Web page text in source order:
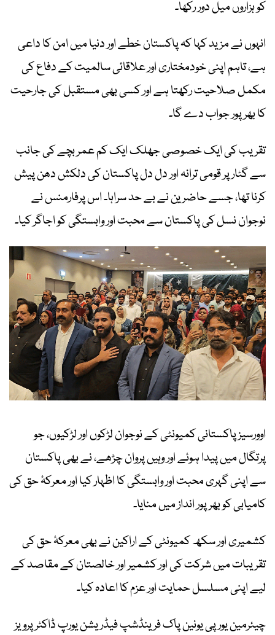
کو ہزاروں میل دور رکھا۔
انہوں نے مزید کہا کہ پاکستان خطے اور دنیا میں امن کا داعی
ہے، تاہم اپنی خودمختاری اور علاقائی سالمیت کے دفاع کی
مکمل صلاحیت رکھتا ہے اور کسی بھی مستقبل کی جارحیت
کا بھرپور جواب دے گا۔
تقریب کی ایک خصوصی جھلک ایک کم عمر بچے کی جانب
سے گٹار پر قومی ترانہ اور دل دل پاکستان کی دلکش دھن پیش
کرنا تھا، جسے حاضرین نے بے حد سراہا۔ اس پرفارمنس نے
نوجوان نسل کی پاکستان سے محبت اور وابستگی کو اجاگر کیا۔
اوورسیز پاکستانی کمیونٹی کے نوجوان لڑکوں اور لڑکیوں، جو
پرتگال میں پیدا ہوئے اور وہیں پروان چڑھے، نے بھی پاکستان
سے اپنی گہری محبت اور وابستگی کا اظہار کیا اور معرکۂ حق کی
کامیابی کو بھرپور انداز میں منایا۔
کشمیری اور سکھ کمیونٹی کے اراکین نے بھی معرکۂ حق کی
تقریبات میں شرکت کی اور کشمیر اور خالصتان کے مقاصد کے
لیے اپنی مسلسل حمایت اور عزم کا اعادہ کیا۔
چیئرمین یورپی یونین پاک فرینڈشپ فیڈریشن یورپ ڈاکٹر پرویز